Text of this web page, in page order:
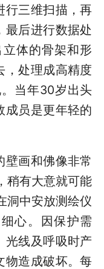
行三维扫描，再
最后进行数据处
体的骨架和形
，处理成高精度
当年30岁出头
成员是更年轻的
画和佛像非常
稍有大意就可能
洞中安放测绘仪
心。因保护需
光线及呼吸时产
物造成破坏。每